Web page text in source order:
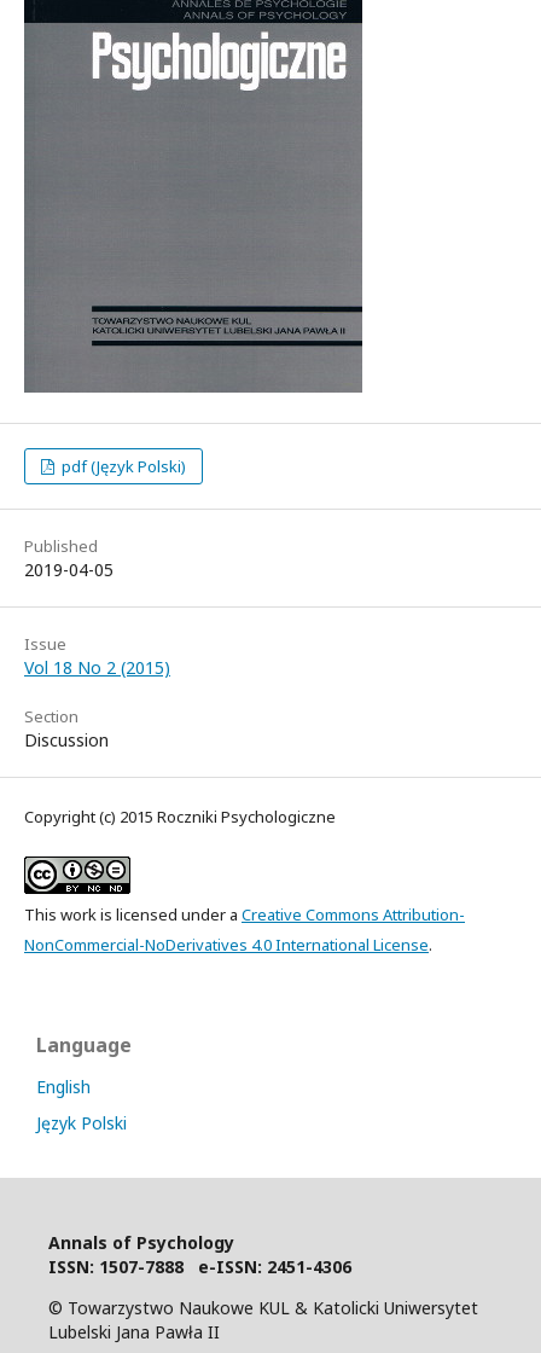
pdf (Język Polski)
Published
2019-04-05
Issue
Vol 18 No 2 (2015)
Section
Discussion
Copyright (c) 2015 Roczniki Psychologiczne
This work is licensed under a Creative Commons Attribution-
NonCommercial-NoDerivatives 4.0 International License.
Language
English
Język Polski
Annals of Psychology
ISSN: 1507-7888 e-ISSN: 2451-4306
© Towarzystwo Naukowe KUL & Katolicki Uniwersytet
Lubelski Jana Pawła II